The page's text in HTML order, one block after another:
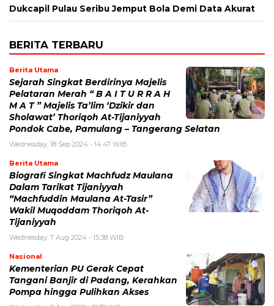
Dukcapil Pulau Seribu Jemput Bola Demi Data Akurat
BERITA TERBARU
Berita Utama
Sejarah Singkat Berdirinya Majelis
Pelataran Merah “ B A I T U R R A H
M A T ” Majelis Ta’lim ‘Dzikir dan
Sholawat’ Thoriqoh At-Tijaniyyah
Pondok Cabe, Pamulang – Tangerang Selatan
Wednesday, 18 Sep 2024 - 14:47 WIB
Berita Utama
Biografi Singkat Machfudz Maulana
Dalam Tarikat Tijaniyyah
“Machfuddin Maulana At-Tasir”
Wakil Muqoddam Thoriqoh At-
Tijaniyyah
Wednesday, 7 Aug 2024 - 15:38 WIB
Nasional
Kementerian PU Gerak Cepat
Tangani Banjir di Padang, Kerahkan
Pompa hingga Pulihkan Akses